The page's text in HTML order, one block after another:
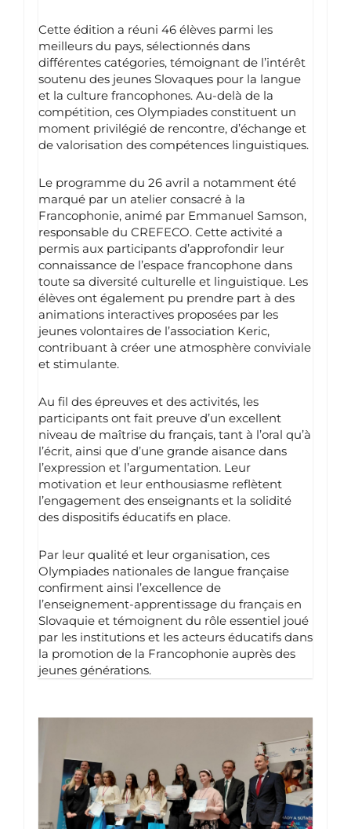
Cette édition a réuni 46 élèves parmi les
meilleurs du pays, sélectionnés dans
différentes catégories, témoignant de l’intérêt
soutenu des jeunes Slovaques pour la langue
et la culture francophones. Au-delà de la
compétition, ces Olympiades constituent un
moment privilégié de rencontre, d’échange et
de valorisation des compétences linguistiques.
Le programme du 26 avril a notamment été
marqué par un atelier consacré à la
Francophonie, animé par Emmanuel Samson,
responsable du CREFECO. Cette activité a
permis aux participants d’approfondir leur
connaissance de l’espace francophone dans
toute sa diversité culturelle et linguistique. Les
élèves ont également pu prendre part à des
animations interactives proposées par les
jeunes volontaires de l’association Keric,
contribuant à créer une atmosphère conviviale
et stimulante.
Au fil des épreuves et des activités, les
participants ont fait preuve d’un excellent
niveau de maîtrise du français, tant à l’oral qu’à
l’écrit, ainsi que d’une grande aisance dans
l’expression et l’argumentation. Leur
motivation et leur enthousiasme reflètent
l’engagement des enseignants et la solidité
des dispositifs éducatifs en place.
Par leur qualité et leur organisation, ces
Olympiades nationales de langue française
confirment ainsi l’excellence de
l’enseignement-apprentissage du français en
Slovaquie et témoignent du rôle essentiel joué
par les institutions et les acteurs éducatifs dans
la promotion de la Francophonie auprès des
jeunes générations.